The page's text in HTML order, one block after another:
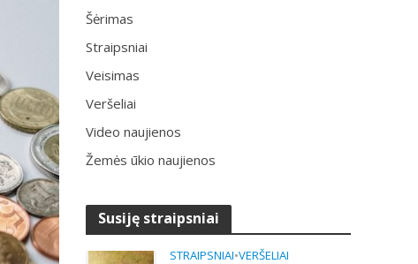
Šėrimas
Straipsniai
Veisimas
Veršeliai
Video naujienos
Žemės ūkio naujienos
Susiję straipsniai
STRAIPSNIAI•VERŠELIAI